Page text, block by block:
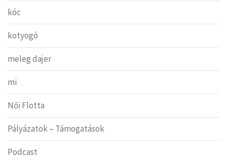
kóc
kotyogó
meleg dajer
mi
Női Flotta
Pályázatok – Támogatások
Podcast